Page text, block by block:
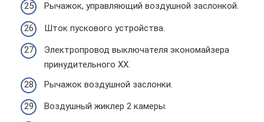
Рычажок, управляющий воздушной заслонкой.
Шток пускового устройства.
Электропровод выключателя экономайзера
принудительного ХХ.
Рычажок воздушной заслонки.
Воздушный жиклер 2 камеры.